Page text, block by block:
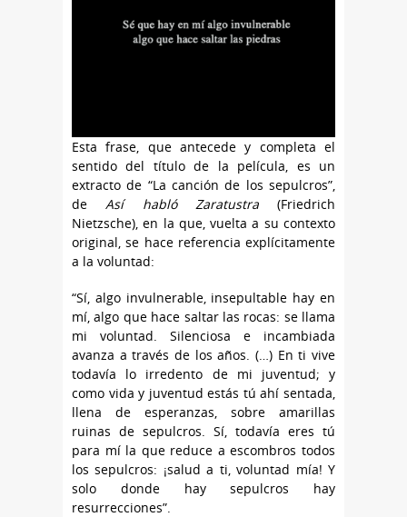
Esta frase, que antecede y completa el
sentido del título de la película, es un
extracto de “La canción de los sepulcros”,
deAsí habló Zaratustra(Friedrich
Nietzsche), en la que, vuelta a su contexto
original, se hace referencia explícitamente
a la voluntad:
“Sí, algo invulnerable, insepultable hay en
mí, algo que hace saltar las rocas: se llama
mi voluntad. Silenciosa e incambiada
avanza a través de los años. (…) En ti vive
todavía lo irredento de mi juventud; y
como vida y juventud estás tú ahí sentada,
llena de esperanzas, sobre amarillas
ruinas de sepulcros. Sí, todavía eres tú
para mí la que reduce a escombros todos
los sepulcros: ¡salud a ti, voluntad mía! Y
solo donde hay sepulcros hay
resurrecciones”.